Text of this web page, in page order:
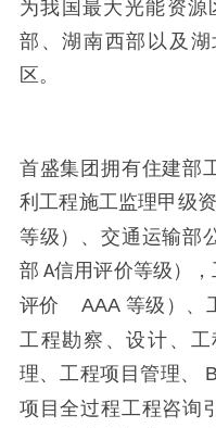
为我国最大光能资
部、湖南西部以及
区。
首盛集团拥有住建部
利工程施工监理甲级
等级）、交通运输部
部 A信用评价等级）
评价
AAA 等级）、
工程勘察、设计、
理、工程项目管理、
项目全过程工程咨询